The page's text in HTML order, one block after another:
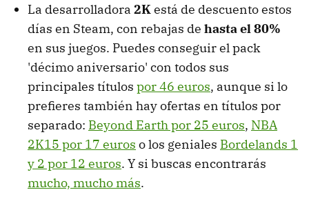
La desarrolladora 2Kestá de descuento estos
días en Steam, con rebajas de hasta el 80%
en sus juegos. Puedes conseguir el pack
'décimo aniversario' con todos sus
principales títulos por 46 euros, aunque si lo
prefieres también hay ofertas en títulos por
separado: Beyond Earth por 25 euros, NBA
2K15 por 17 euros o los geniales Bordelands 1
y 2 por 12 euros. Y si buscas encontrarás
mucho, mucho más.